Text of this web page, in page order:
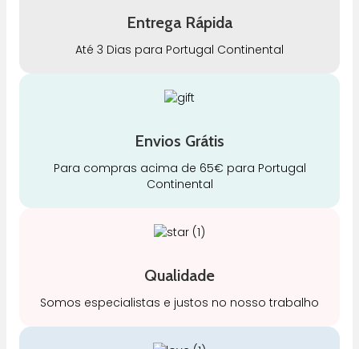
Entrega Rápida
Até 3 Dias para Portugal Continental
Envios Grátis
Para compras acima de 65€ para Portugal
Continental
Qualidade
Somos especialistas e justos no nosso trabalho